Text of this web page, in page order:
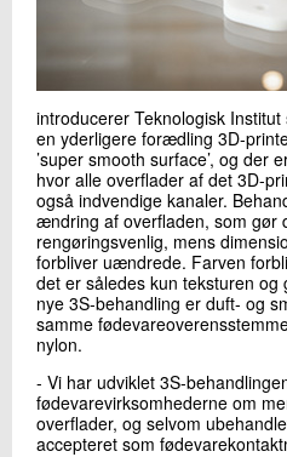
introducerer Teknologisk
en yderligere forædling 3D-
’super smooth surface’, og der
hvor alle overflader af det 3D-
også indvendige kanaler.
ændring af overfladen, som gør
rengøringsvenlig, mens
forbliver uændrede. Farven
det er således kun teksturen
nye 3S-behandling er duft- og
samme
nylon.
- Vi har udviklet 3S-
fødevarevirksomhederne om
overflader, og selvom
accepteret som